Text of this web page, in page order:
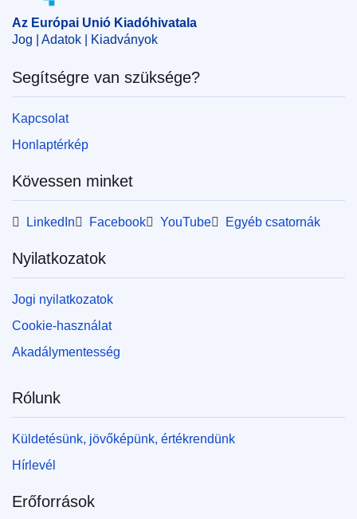
CELEX : 32023B0131(06)
IMMC : 18-OSHA-B2023-XML
Az Európai Unió Kiadóhivatala
Jog | Adatok | Kiadványok
Segítségre van szüksége?
Kapcsolat
Honlaptérkép
Kövessen minket
LinkedIn Facebook YouTube Egyéb csatornák
Nyilatkozatok
Jogi nyilatkozatok
Cookie-használat
Akadálymentesség
Rólunk
Küldetésünk, jövőképünk, értékrendünk
Hírlevél
Erőforrások